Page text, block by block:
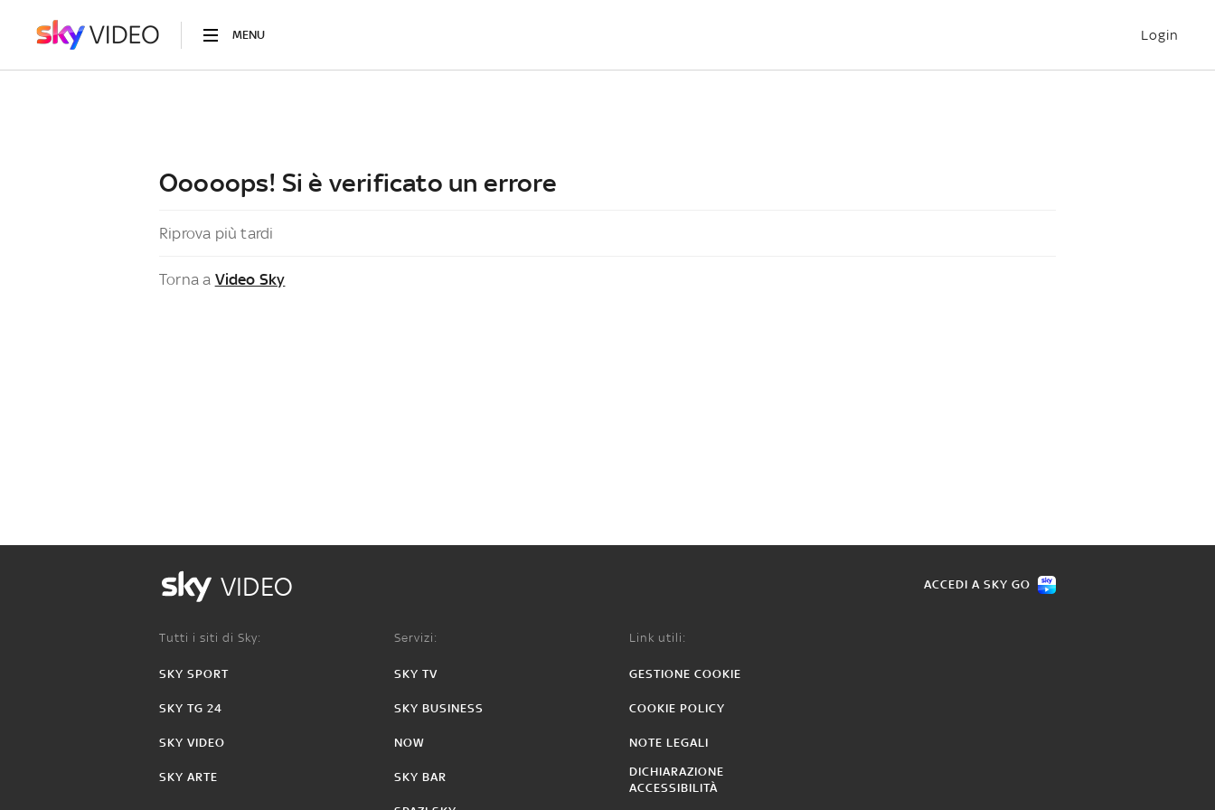
MENU Login
Ooooops! Si è verificato un errore
Riprova più tardi
Torna a Video Sky
VIDEO ACCEDI A SKY GO
Tutti i siti di Sky:
SKY SPORT
SKY TG 24
SKY VIDEO
SKY ARTE
Servizi:
SKY TV
SKY BUSINESS
NOW
SKY BAR
Link utili:
GESTIONE COOKIE
COOKIE POLICY
NOTE LEGALI
DICHIARAZIONE
ACCESSIBILITÀ